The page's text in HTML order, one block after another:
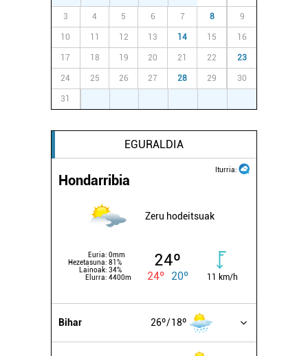
3 4 5 6 7 8 9
10 11 12 13 14 15 16
17 18 19 20 21 22 23
24 25 26 27 28 29 30
31
EGURALDIA
Iturria:
Hondarribia
Zeru hodeitsuak
Euria: 0mm
Hezetasuna: 81%
Lainoak: 34%
Elurra: 4400m
24º
24º 20º 11 km/h
Bihar 26º 18º